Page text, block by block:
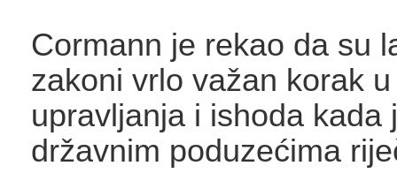
Cormann je rekao da su
zakoni vrlo važan korak
upravljanja i ishoda kada
državnim poduzećima